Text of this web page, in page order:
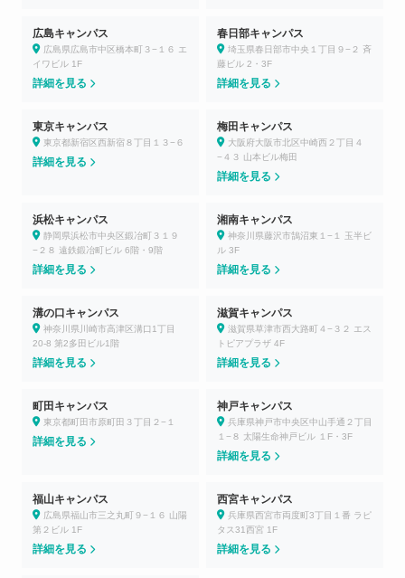
広島キャンパス
広島県広島市中区橋本町３−１６ エ
イワビル 1F
詳細を見る
春日部キャンパス
埼玉県春日部市中央１丁目９−２ 斉
藤ビル 2・3F
詳細を見る
東京キャンパス
東京都新宿区西新宿８丁目１３−６
詳細を見る
梅田キャンパス
大阪府大阪市北区中崎西２丁目４
−４３ 山本ビル梅田
詳細を見る
浜松キャンパス
静岡県浜松市中央区鍛冶町３１９
−２８ 遠鉄鍛冶町ビル 6階・9階
詳細を見る
湘南キャンパス
神奈川県藤沢市鵠沼東１−１ 玉半ビ
ル 3F
詳細を見る
溝の口キャンパス
神奈川県川崎市高津区溝口1丁目
20-8 第2多田ビル1階
詳細を見る
滋賀キャンパス
滋賀県草津市西大路町４−３２ エス
トピアプラザ 4F
詳細を見る
町田キャンパス
東京都町田市原町田３丁目２−１
詳細を見る
神戸キャンパス
兵庫県神戸市中央区中山手通２丁目
１−８ 太陽生命神戸ビル １F・3F
詳細を見る
福山キャンパス
広島県福山市三之丸町９−１６ 山陽
第２ビル 1F
詳細を見る
西宮キャンパス
兵庫県西宮市両度町3丁目１番 ラピ
タス31西宮 1F
詳細を見る